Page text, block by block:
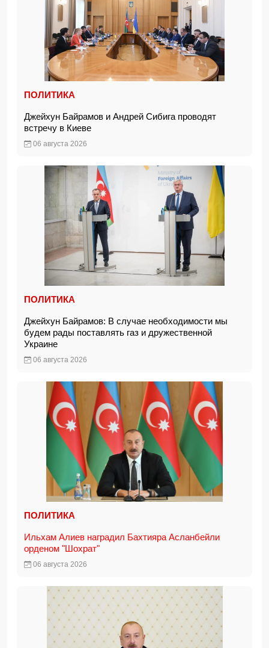
ПОЛИТИКА
Джейхун Байрамов и Андрей Сибига проводят
встречу в Киеве
06 августа 2026
ПОЛИТИКА
Джейхун Байрамов: В случае необходимости мы
будем рады поставлять газ и дружественной
Украине
06 августа 2026
ПОЛИТИКА
Ильхам Алиев наградил Бахтияра Асланбейли
орденом "Шохрат"
06 августа 2026